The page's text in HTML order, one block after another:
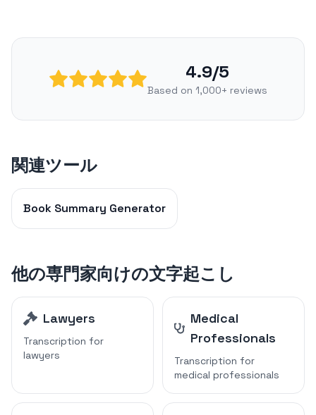
4.9/5
Based on 1,000+ reviews
関連ツール
Book Summary Generator
他の専門家向けの文字起こし
Lawyers
Transcription for
lawyers
Medical
Professionals
Transcription for
medical professionals